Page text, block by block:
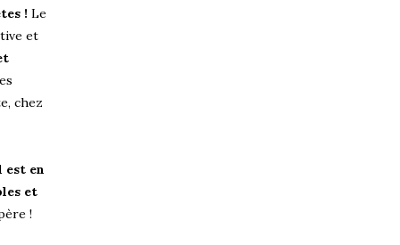
! Le
et
chez
est en
et
!